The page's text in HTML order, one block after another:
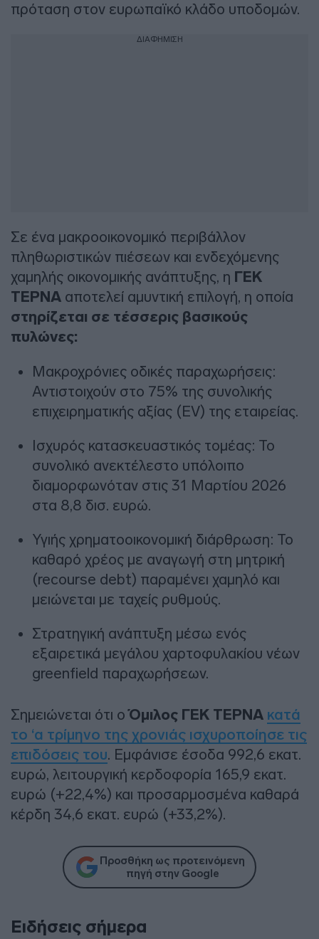
πρόταση στον ευρωπαϊκό κλάδο υποδομών.
ΔΙΑΦΗΜΙΣΗ
Σε ένα μακροοικονομικό περιβάλλον
πληθωριστικών πιέσεων και ενδεχόμενης
χαμηλής οικονομικής ανάπτυξης, η ΓΕΚ
ΤΕΡΝΑ αποτελεί αμυντική επιλογή, η οποία
στηρίζεται σε τέσσερις βασικούς
πυλώνες:
Μακροχρόνιες οδικές παραχωρήσεις:
Αντιστοιχούν στο 75% της συνολικής
επιχειρηματικής αξίας (EV) της εταιρείας.
Ισχυρός κατασκευαστικός τομέας: Το
συνολικό ανεκτέλεστο υπόλοιπο
διαμορφωνόταν στις 31 Μαρτίου 2026
στα 8,8 δισ. ευρώ.
Υγιής χρηματοοικονομική διάρθρωση: Το
καθαρό χρέος με αναγωγή στη μητρική
(recourse debt) παραμένει χαμηλό και
μειώνεται με ταχείς ρυθμούς.
Στρατηγική ανάπτυξη μέσω ενός
εξαιρετικά μεγάλου χαρτοφυλακίου νέων
greenfield παραχωρήσεων.
Σημειώνεται ότι οΌμιλος ΓΕΚ ΤΕΡΝΑ κατά
το ‘α τρίμηνο της χρονιάς ισχυροποίησε τις
επιδόσεις του. Εμφάνισε έσοδα 992,6 εκατ.
ευρώ, λειτουργική κερδοφορία 165,9 εκατ.
ευρώ (+22,4%) και προσαρμοσμένα καθαρά
κέρδη 34,6 εκατ. ευρώ (+33,2%).
Προσθήκη ως προτεινόμενη
πηγή στην Google
Ειδήσεις σήμερα